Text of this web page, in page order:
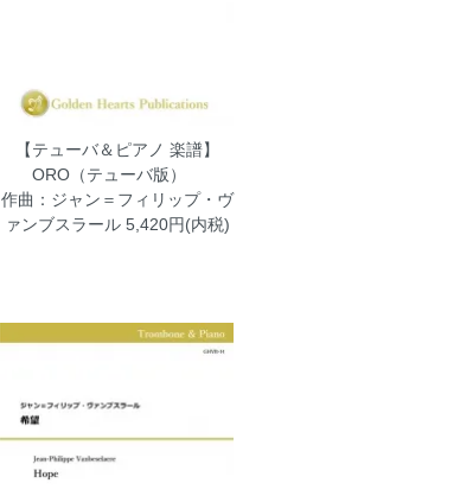
【テューバ＆ピアノ 楽譜】
ORO（テューバ版）
作曲：ジャン＝フィリップ・ヴ
ァンブスラール5,420円(内税)